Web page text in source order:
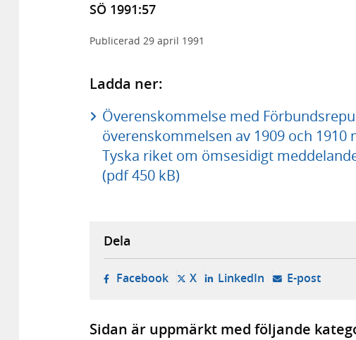
SÖ 1991:57
Publicerad 29 april 1991
Ladda ner:
Överenskommelse med
överenskommelsen av 1909 och 1910
Tyska riket om ömsesidigt
(pdf 450 kB)
Dela
Facebook- öppnas i ny flik, extern webbplats,
X- öppnas i ny flik, extern
LinkedIn- öppnas i ny
E-post-
Sidan är uppmärkt med följande